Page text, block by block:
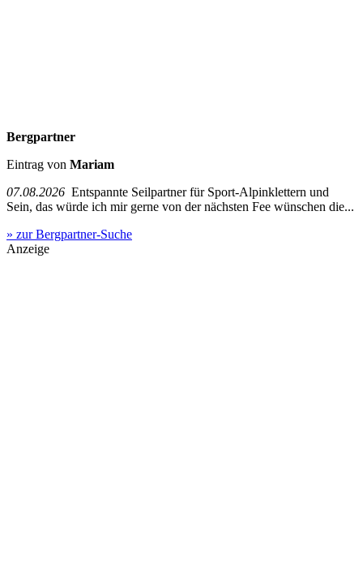
Bergpartner
Eintrag von Mariam
07.08.2026 Entspannte Seilpartner für Sport-Alpinklettern und
Sein, das würde ich mir gerne von der nächsten Fee wünschen die...
» zur Bergpartner-Suche
Anzeige